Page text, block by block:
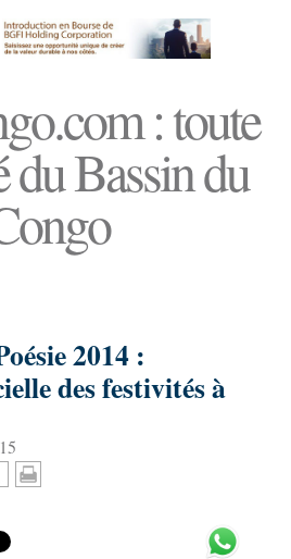
: toute
du Bassin du
2014 :
des festivités à